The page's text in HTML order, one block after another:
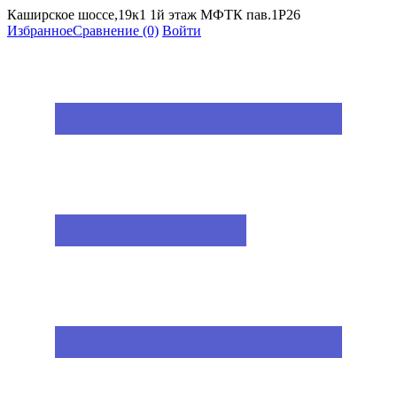
Каширское шоссе,19к1 1й этаж МФТК пав.1Р26
ИзбранноеСравнение (0) Войти